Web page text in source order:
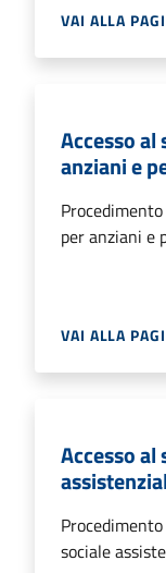
VAI ALLA
Accesso
anziani e
per anziani e
VAI ALLA
Accesso
sociale